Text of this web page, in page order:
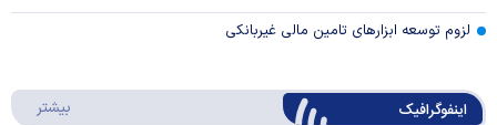
لزوم توسعه ابزارهای تامین مالی غیربانکی
اینفوگرافیک بیشتر